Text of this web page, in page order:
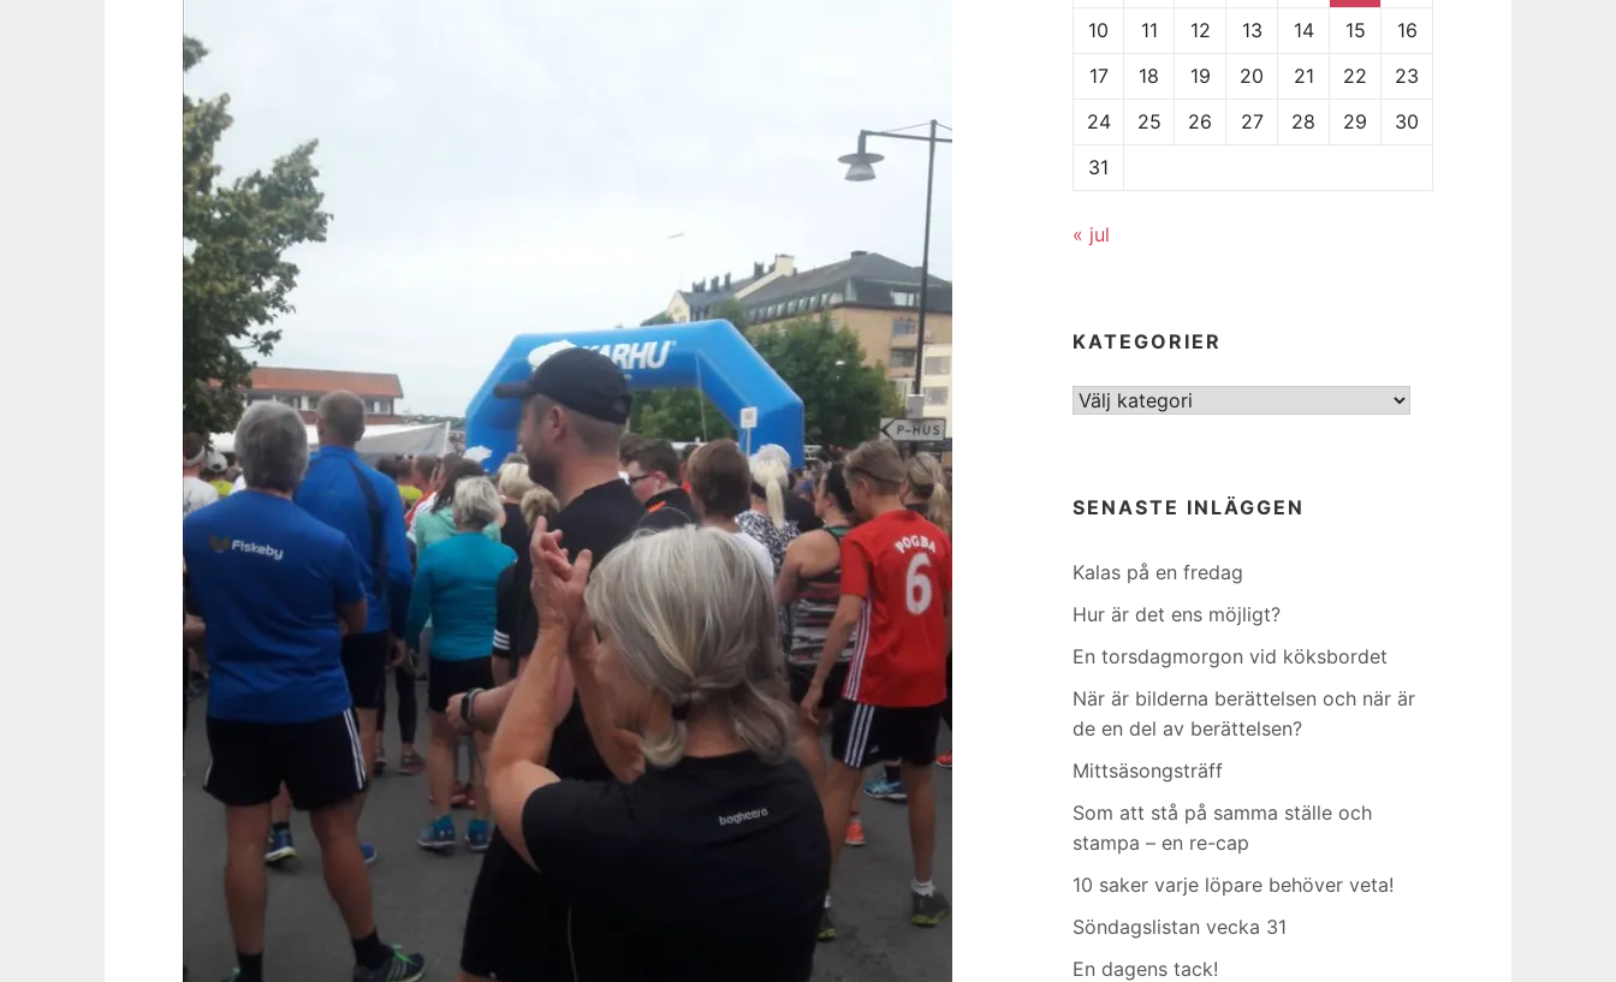
10
11 12 13 14 15
16
17
18 19 20 21 22
23
24
25 26 27 28 29
30
31
« jul
KATEGORIER
Kategorier
SENASTE INLÄGGEN
Kalas på en fredag
Hur är det ens möjligt?
En torsdagmorgon vid köksbordet
När är bilderna berättelsen och när är
de en del av berättelsen?
Mittsäsongsträff
Som att stå på samma ställe och
stampa – en re-cap
10 saker varje löpare behöver veta!
Söndagslistan vecka 31
En dagens tack!